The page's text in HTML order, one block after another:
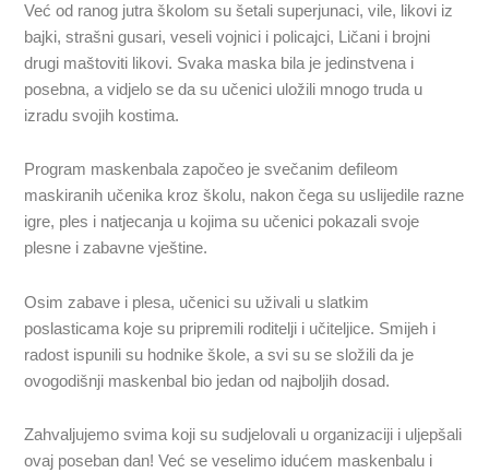
Već od ranog jutra školom su šetali superjunaci, vile, likovi iz
bajki, strašni gusari, veseli vojnici i policajci, Ličani i brojni
drugi maštoviti likovi. Svaka maska bila je jedinstvena i
posebna, a vidjelo se da su učenici uložili mnogo truda u
izradu svojih kostima.
Program maskenbala započeo je svečanim defileom
maskiranih učenika kroz školu, nakon čega su uslijedile razne
igre, ples i natjecanja u kojima su učenici pokazali svoje
plesne i zabavne vještine.
Osim zabave i plesa, učenici su uživali u slatkim
poslasticama koje su pripremili roditelji i učiteljice. Smijeh i
radost ispunili su hodnike škole, a svi su se složili da je
ovogodišnji maskenbal bio jedan od najboljih dosad.
Zahvaljujemo svima koji su sudjelovali u organizaciji i uljepšali
ovaj poseban dan! Već se veselimo idućem maskenbalu i